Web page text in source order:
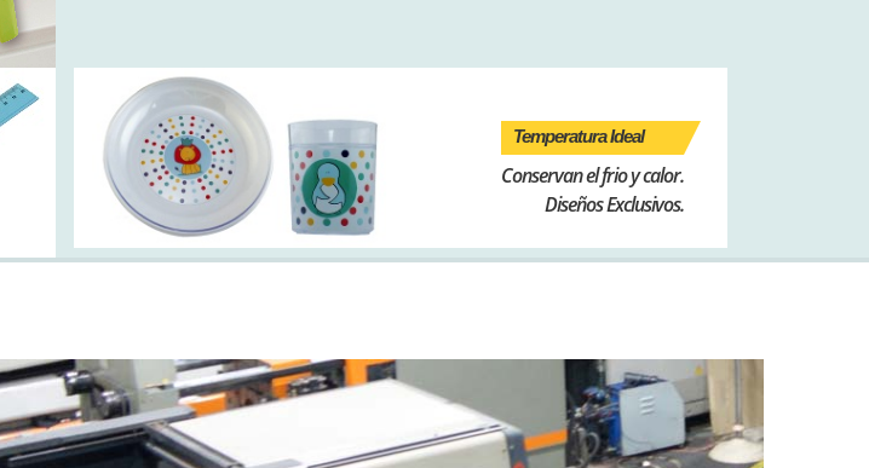
Temperatura Ideal
Conservan el frio y calor.
Diseños Exclusivos.